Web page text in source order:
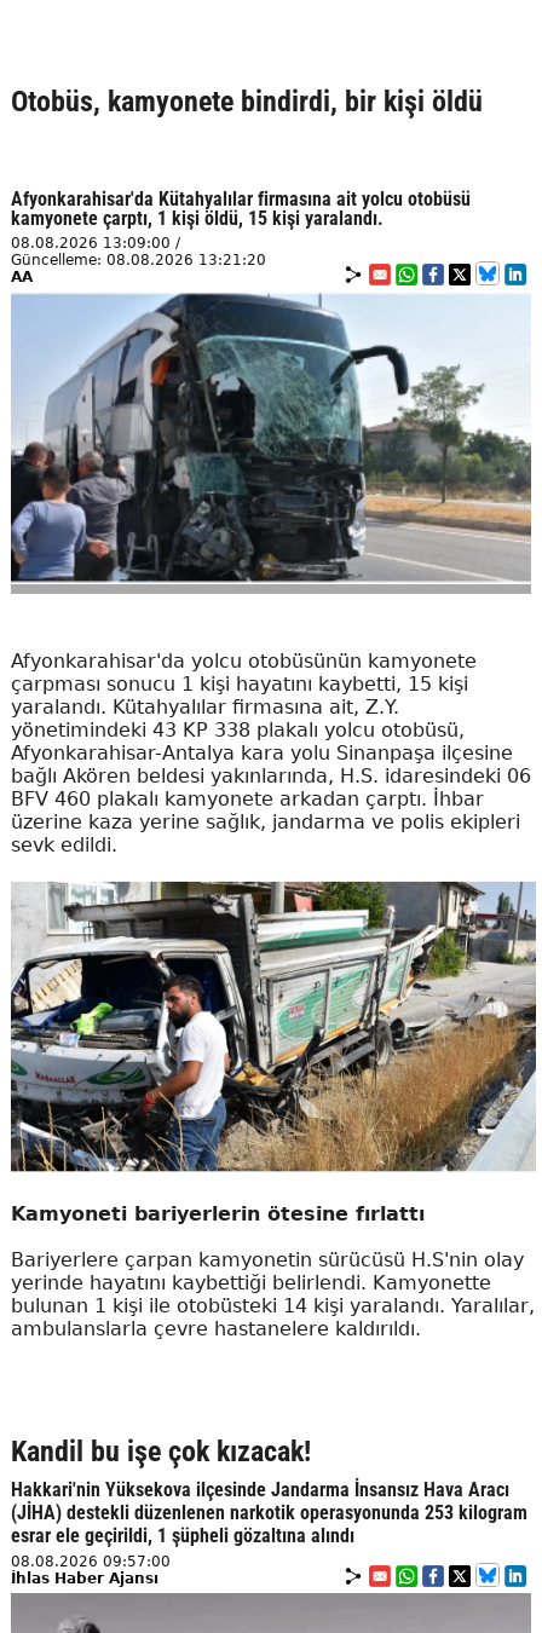
Otobüs, kamyonete bindirdi, bir kişi öldü
Afyonkarahisar'da Kütahyalılar firmasına ait yolcu otobüsü
kamyonete çarptı, 1 kişi öldü, 15 kişi yaralandı.
08.08.2026 13:09:00 /
Güncelleme: 08.08.2026 13:21:20
AA
Afyonkarahisar'da yolcu otobüsünün kamyonete
çarpması sonucu 1 kişi hayatını kaybetti, 15 kişi
yaralandı. Kütahyalılar firmasına ait, Z.Y.
yönetimindeki 43 KP 338 plakalı yolcu otobüsü,
Afyonkarahisar-Antalya kara yolu Sinanpaşa ilçesine
bağlı Akören beldesi yakınlarında, H.S. idaresindeki 06
BFV 460 plakalı kamyonete arkadan çarptı. İhbar
üzerine kaza yerine sağlık, jandarma ve polis ekipleri
sevk edildi.
Kamyoneti bariyerlerin ötesine fırlattı
Bariyerlere çarpan kamyonetin sürücüsü H.S'nin olay
yerinde hayatını kaybettiği belirlendi. Kamyonette
bulunan 1 kişi ile otobüsteki 14 kişi yaralandı. Yaralılar,
ambulanslarla çevre hastanelere kaldırıldı.
Kandil bu işe çok kızacak!
Hakkari'nin Yüksekova ilçesinde Jandarma İnsansız Hava Aracı
(JİHA) destekli düzenlenen narkotik operasyonunda 253 kilogram
esrar ele geçirildi, 1 şüpheli gözaltına alındı
08.08.2026 09:57:00
İhlas Haber Ajansı